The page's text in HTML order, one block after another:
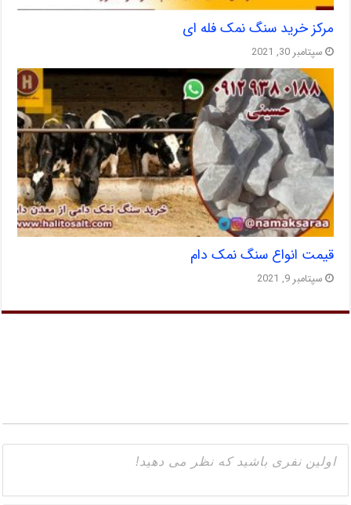
مرکز خرید سنگ نمک فله ای
سپتامبر 30, 2021
قیمت انواع سنگ نمک دام
سپتامبر 9, 2021